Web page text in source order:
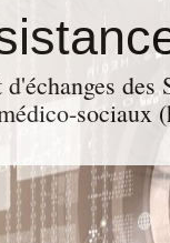
des